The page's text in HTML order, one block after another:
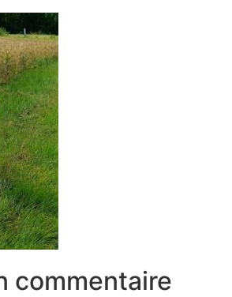
commentaire